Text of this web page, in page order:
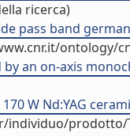
ricerca)
pass band
ontology/
an on-axis
W Nd:YAG
prodotto/